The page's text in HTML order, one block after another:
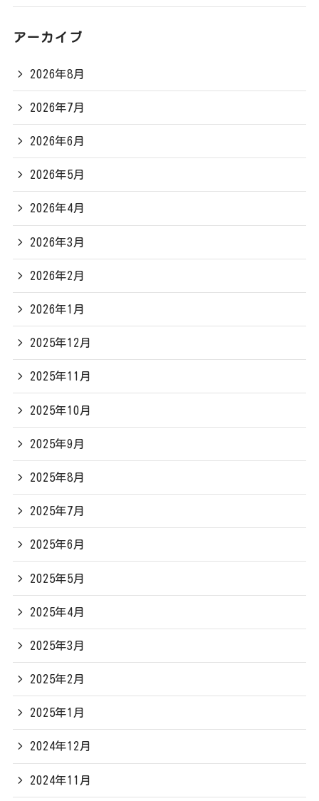
アーカイブ
2026年8月
2026年7月
2026年6月
2026年5月
2026年4月
2026年3月
2026年2月
2026年1月
2025年12月
2025年11月
2025年10月
2025年9月
2025年8月
2025年7月
2025年6月
2025年5月
2025年4月
2025年3月
2025年2月
2025年1月
2024年12月
2024年11月